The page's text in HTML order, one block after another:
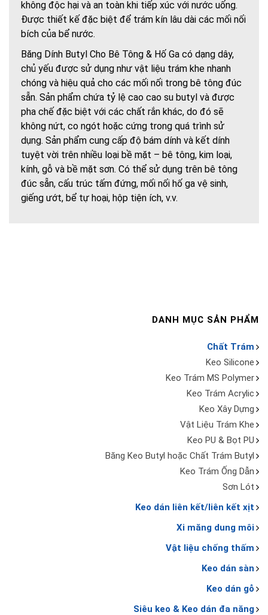
không độc hại và an toàn khi tiếp xúc với nước uống.
Được thiết kế đặc biệt để trám kín lâu dài các mối nối
bích của bể nước.
Băng Dính Butyl Cho Bê Tông & Hố Ga có dạng dây,
chủ yếu được sử dụng như vật liệu trám khe nhanh
chóng và hiệu quả cho các mối nối trong bê tông đúc
sẵn. Sản phẩm chứa tỷ lệ cao cao su butyl và được
pha chế đặc biệt với các chất rắn khác, do đó sẽ
không nứt, co ngót hoặc cứng trong quá trình sử
dụng. Sản phẩm cung cấp độ bám dính và kết dính
tuyệt vời trên nhiều loại bề mặt – bê tông, kim loại,
kính, gỗ và bề mặt sơn. Có thể sử dụng trên bê tông
đúc sẵn, cấu trúc tấm đứng, mối nối hố ga vệ sinh,
giếng ướt, bể tự hoại, hộp tiện ích, v.v.
DANH MỤC SẢN PHẨM
Chất Trám
Keo Silicone
Keo Trám MS Polymer
Keo Trám Acrylic
Keo Xây Dựng
Vật Liệu Trám Khe
Keo PU & Bọt PU
Băng Keo Butyl hoặc Chất Trám Butyl
Keo Trám Ống Dẫn
Sơn Lót
Keo dán liên kết/liên kết xịt
Xi măng dung môi
Vật liệu chống thấm
Keo dán sàn
Keo dán gỗ
Siêu keo & Keo dán đa năng